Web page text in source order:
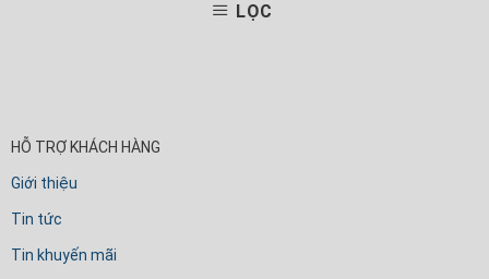
LỌC
HỖ TRỢ KHÁCH HÀNG
Giới thiệu
Tin tức
Tin khuyến mãi